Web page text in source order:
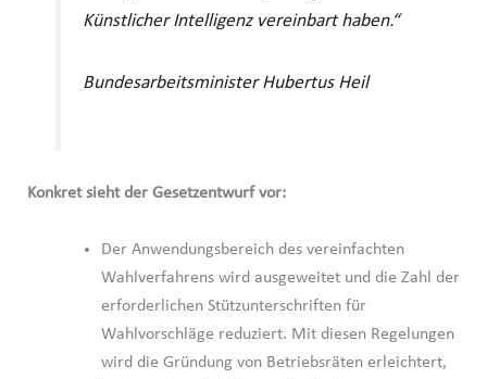
Künstlicher Intelligenz vereinbart haben.“
Bundesarbeitsminister Hubertus Heil
Konkret sieht der Gesetzentwurf vor:
Der Anwendungsbereich des vereinfachten
Wahlverfahrens wird ausgeweitet und die Zahl der
erforderlichen Stützunterschriften für
Wahlvorschläge reduziert. Mit diesen Regelungen
wird die Gründung von Betriebsräten erleichtert,